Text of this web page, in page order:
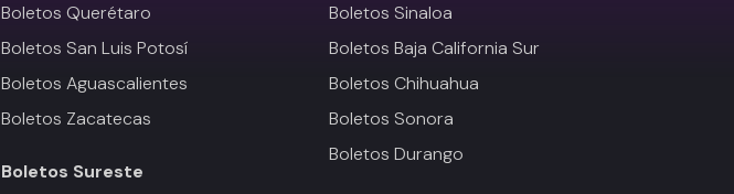
Boletos Querétaro
Boletos San Luis Potosí
Boletos Aguascalientes
Boletos Zacatecas
Boletos Sureste
Boletos Sinaloa
Boletos Baja California Sur
Boletos Chihuahua
Boletos Sonora
Boletos Durango